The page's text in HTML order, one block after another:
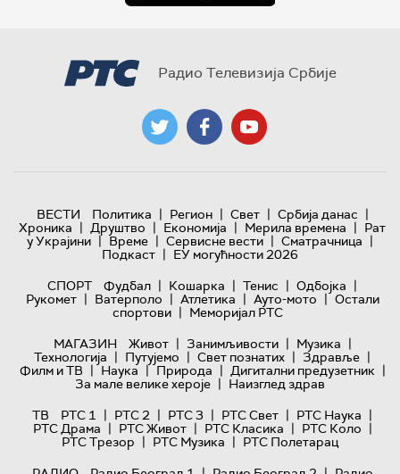
Радио Телевизија Србије
ВЕСТИ Политика | Регион | Свет | Србија данас |
Хроника | Друштво | Економија | Мерила времена | Рат
у Украјини | Време | Сервисне вести | Сматрачница |
Подкаст | ЕУ могућности 2026
СПОРТ
Фудбал | Кошарка | Тенис | Одбојка |
Рукомет | Ватерполо | Атлетика | Ауто-мото | Остали
спортови | Меморијал РТС
МАГАЗИН
Живот | Занимљивости | Музика |
Технологијa | Путујемо | Свет познатих | Здравље |
Филм и ТВ | Наука | Природа | Дигитални предузетник |
За мале велике хероје | Наизглед здрав
ТВ
РТС 1 | РТС 2 | РТС 3 | РТС Свет | РТС Наука |
РТС Драма | РТС Живот | РТС Класика | РТС Коло |
РТС Трезор | РТС Музика | РТС Полетарац